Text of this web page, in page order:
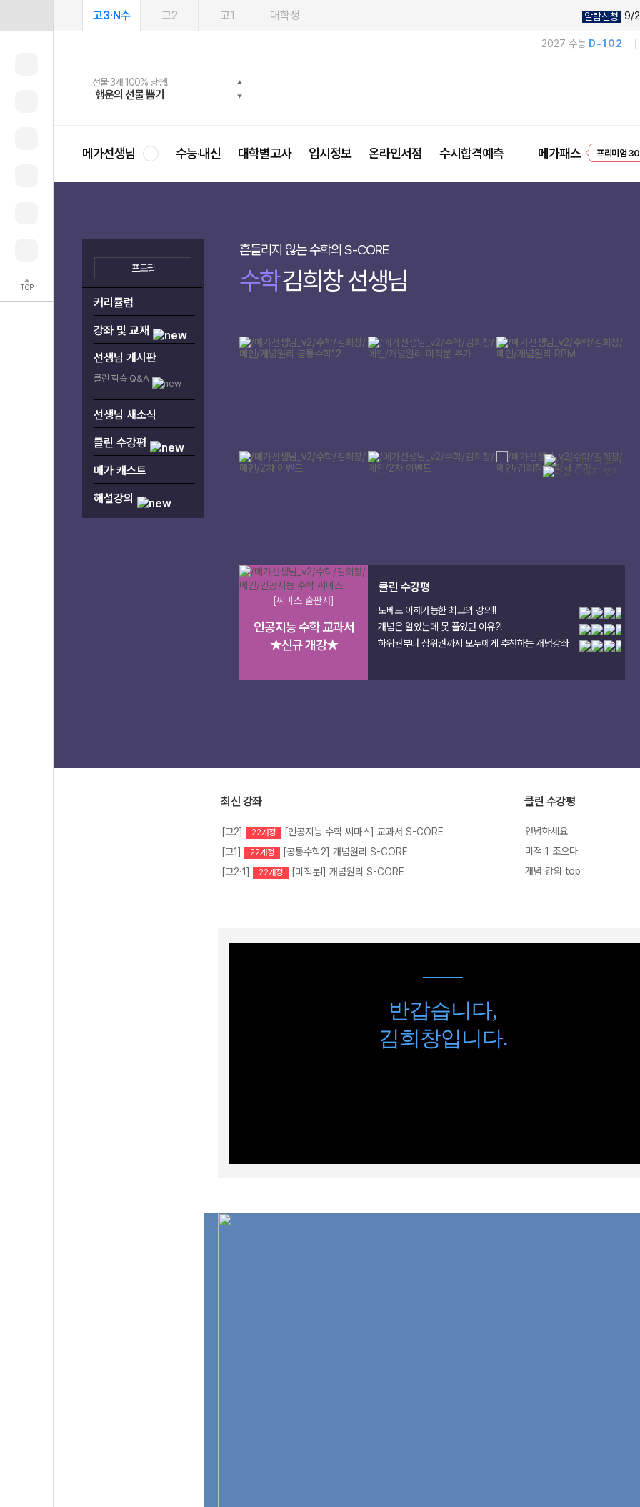
TOP
고3·N수 고2 고1 대학생 알람신청 9/
2027 수능 D-102
선물 3개 100% 당첨!
행운의 선물 뽑기
선물 100% 증정!
메가스터디 X 올리브
여름방학 스터디 캐시백
메가런 썸머스쿨
2027 러셀 단과
강사 공개선발
스마트러닝앱
설문 EVENT
메가패스
3일 무료 체험권
메가패스 수강생 무료혜택!
메가클럽 멤버십
사회공헌 캠페인
희망이룸 메가나눔
메가선생님 수능·내신 대학별고사 입시정보 온라인서점 수시합격예측 메가패스 프리미엄 30
EVENT
커리큘럼
강좌 및 교재
선생님 게시판
클린 학습 Q&A
선생님 새소식
클린 수강평
메가 캐스트
해설강의
흔들리지 않는 수학의 S-CORE
수학김희창 선생님
[씨마스 출판사]
인공지능 수학 교과서
★신규 개강★
클린 수강평
노베도 이해가능한 최고의 강의!!
개념은 알았는데 못 풀었던 이유?!
하위권부터 상위권까지 모두에게 추천하는 개념강좌
프로필
최신 강좌
[고2] 22개정
[인공지능 수학 씨마스] 교과서 S-CORE
[고1]
22개정
[공통수학2] 개념원리 S-CORE
[고2·1]
22개정 [미적분l] 개념원리 S-CORE
클린 수강평
안녕하세요
미적 1 조으다
개념 강의 top
반갑습니다,
김희창입니다.